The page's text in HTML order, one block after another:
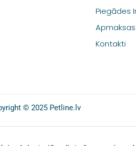
Piegādes
Kontakti
© 2025 Petline.lv